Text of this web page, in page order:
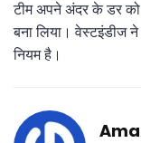
टीम अपने अंदर के डर
बना लिया। वेस्टइंडीज
नियम है।